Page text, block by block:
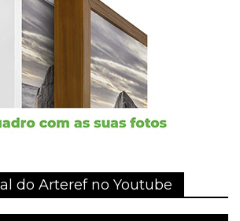
do Arteref no Youtube